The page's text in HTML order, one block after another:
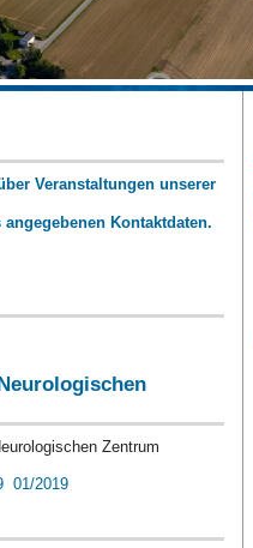
Veranstaltungen unserer
Kontaktdaten.
Zentrum
01/2019